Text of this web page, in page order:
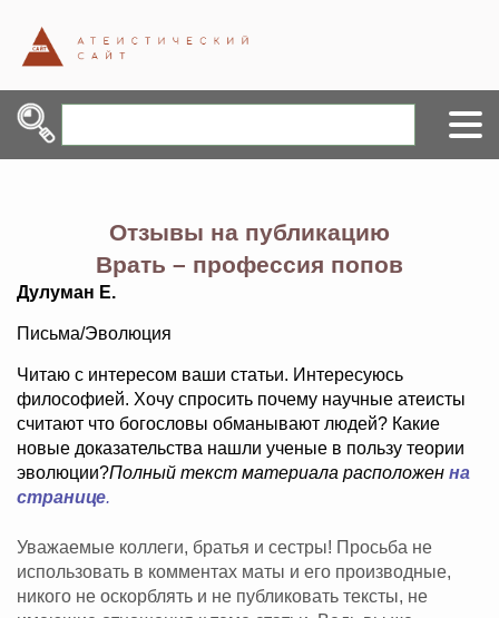
Отзывы на публикацию
Врать – профессия попов
Дулуман Е.
Письма/Эволюция
Читаю с интересом ваши статьи. Интересуюсь
философией. Хочу спросить почему научные атеисты
считают что богословы обманывают людей? Какие
новые доказательства нашли ученые в пользу теории
эволюции?Полный текст материала расположен на
странице.
Уважаемые коллеги, братья и сестры! Просьба не
использовать в комментах маты и его производные,
никого не оскорблять и не публиковать тексты, не